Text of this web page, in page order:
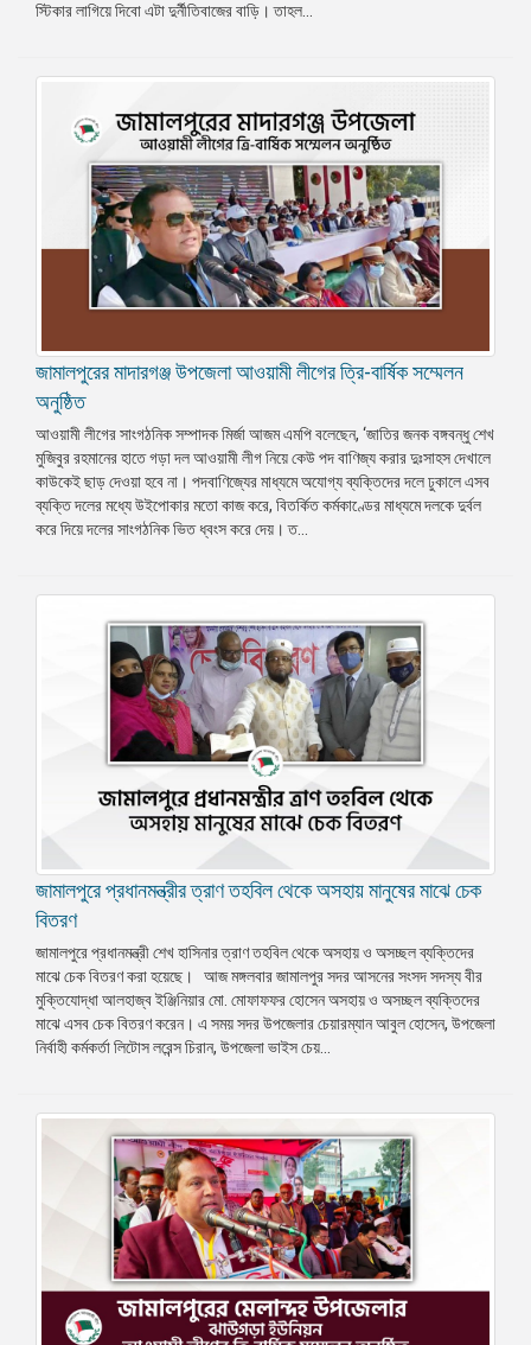
স্টিকার লাগিয়ে দিবো এটা দুর্নীতিবাজের বাড়ি। তাহল...
জামালপুরের মাদারগঞ্জ উপজেলা আওয়ামী লীগের ত্রি-বার্ষিক সম্মেলন
অনুষ্ঠিত
আওয়ামী লীগের সাংগঠনিক সম্পাদক মির্জা আজম এমপি বলেছেন, ‘জাতির জনক বঙ্গবন্ধু শেখ
মুজিবুর রহমানের হাতে গড়া দল আওয়ামী লীগ নিয়ে কেউ পদ বাণিজ্য করার দুঃসাহস দেখালে
কাউকেই ছাড় দেওয়া হবে না। পদবাণিজ্যের মাধ্যমে অযোগ্য ব্যক্তিদের দলে ঢুকালে এসব
ব্যক্তি দলের মধ্যে উইপোকার মতো কাজ করে, বিতর্কিত কর্মকাণ্ডের মাধ্যমে দলকে দুর্বল
করে দিয়ে দলের সাংগঠনিক ভিত ধ্বংস করে দেয়। ত...
জামালপুরে প্রধানমন্ত্রীর ত্রাণ তহবিল থেকে অসহায় মানুষের মাঝে চেক
বিতরণ
জামালপুরে প্রধানমন্ত্রী শেখ হাসিনার ত্রাণ তহবিল থেকে অসহায় ও অসচ্ছল ব্যক্তিদের
মাঝে চেক বিতরণ করা হয়েছে। আজ মঙ্গলবার জামালপুর সদর আসনের সংসদ সদস্য বীর
মুক্তিযোদ্ধা আলহাজ্ব ইঞ্জিনিয়ার মো. মোফাফফর হোসেন অসহায় ও অসচ্ছল ব্যক্তিদের
মাঝে এসব চেক বিতরণ করেন। এ সময় সদর উপজেলার চেয়ারম্যান আবুল হোসেন, উপজেলা
নির্বাহী কর্মকর্তা লিটোস লরেন্স চিরান, উপজেলা ভাইস চেয়...